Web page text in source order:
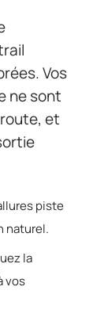
Vos
ne sont
et
piste
naturel.
la
vos